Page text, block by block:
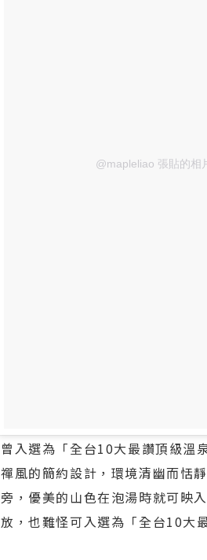
@mapleliao 張貼的相
曾入選為「全台10大最讚頂級溫
禪風的簡約設計，環境清幽而恬
旁，優美的山色在泡湯時就可映
放，也難怪可入選為「全台10大